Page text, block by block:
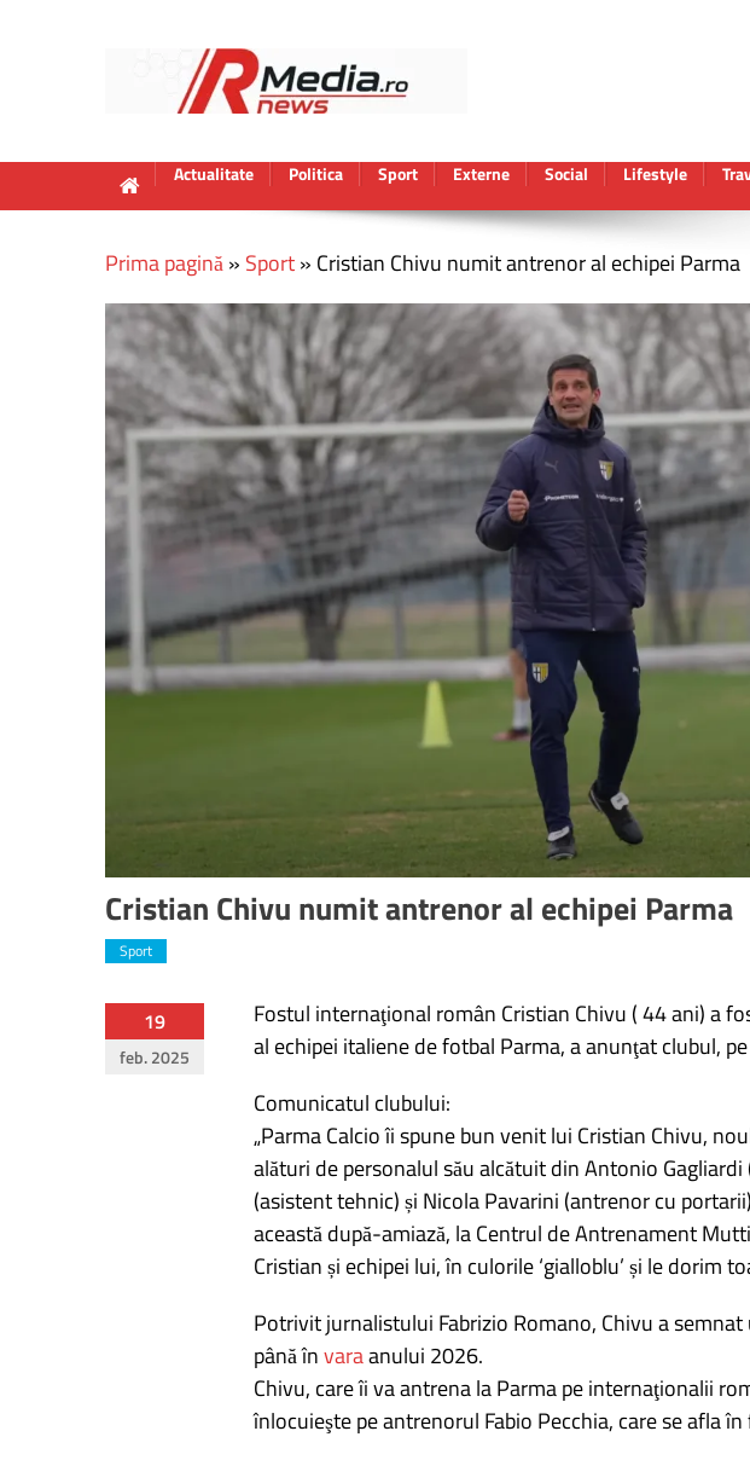
Actualitate Politica Sport Externe Social Lifestyle
Prima pagină» Sport» Cristian Chivu numit antrenor al echipei Parma
Cristian Chivu numit antrenor al echipei Parma
Sport
19
feb. 2025
Fostul internaţional român Cristian Chivu ( 44 ani) a
al echipei italiene de fotbal Parma, a anunţat clubul,
Comunicatul clubului:
„Parma Calcio îi spune bun venit lui Cristian Chivu,
alături de personalul său alcătuit din Antonio
(asistent tehnic) și Nicola Pavarini (antrenor cu
această după-amiază, la Centrul de Antrenament
Cristian și echipei lui, în culorile ‘gialloblu’ și le dorim
Potrivit jurnalistului Fabrizio Romano, Chivu a
până învaraanului 2026.
Chivu, care îi va antrena la Parma pe internaţionalii
înlocuieşte pe antrenorul Fabio Pecchia, care se afla
Navigare
în